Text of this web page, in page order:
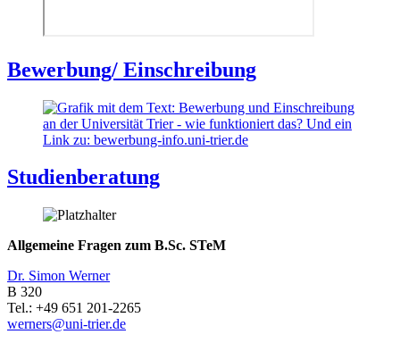
Bewerbung/ Einschreibung
Studienberatung
Allgemeine Fragen zum B.Sc. STeM
Dr. Simon Werner
B 320
Tel.: +49 651 201-2265
werners@uni-trier.de